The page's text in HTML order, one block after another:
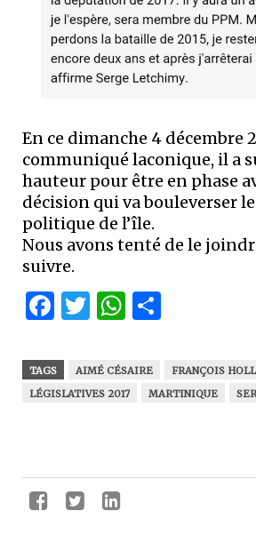
En ce dimanche 4 décembre
communiqué laconique, il a
hauteur pour être en phase
décision qui va bouleverser
politique de l’île.
Nous avons tenté de le
suivre.
Facebook
Twitter
WhatsApp
TAGS AIMÉ CÉSAIRE
FRANÇOIS
LÉGISLATIVES 2017
MARTINIQUE